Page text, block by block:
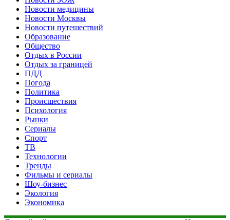
Новости медицины
Новости Москвы
Новости путешествий
Образование
Общество
Отдых в России
Отдых за границей
ПДД
Погода
Политика
Происшествия
Психология
Рынки
Сериалы
Спорт
ТВ
Технологии
Тренды
Фильмы и сериалы
Шоу-бизнес
Экология
Экономика